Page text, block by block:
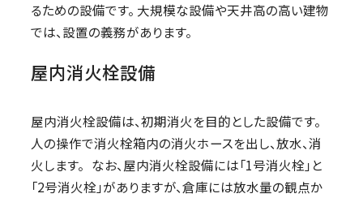
るための設備です。 大規模な設備や天井高の高い建物
では、設置の義務があります。
屋内消火栓設備
屋内消火栓設備は、初期消火を目的とした設備です。
人の操作で消火栓箱内の消火ホースを出し、放水、消
火します。 なお、屋内消火栓設備には「1号消火栓」と
「2号消火栓」がありますが、倉庫には放水量の観点か